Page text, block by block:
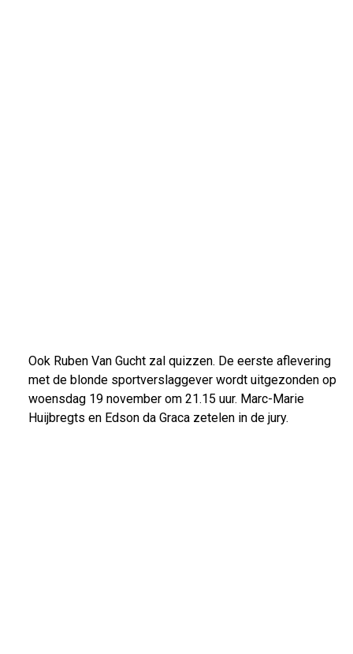
Ook Ruben Van Gucht zal quizzen. De eerste aflevering
met de blonde sportverslaggever wordt uitgezonden op
woensdag 19 november om 21.15 uur. Marc-Marie
Huijbregts en Edson da Graca zetelen in de jury.